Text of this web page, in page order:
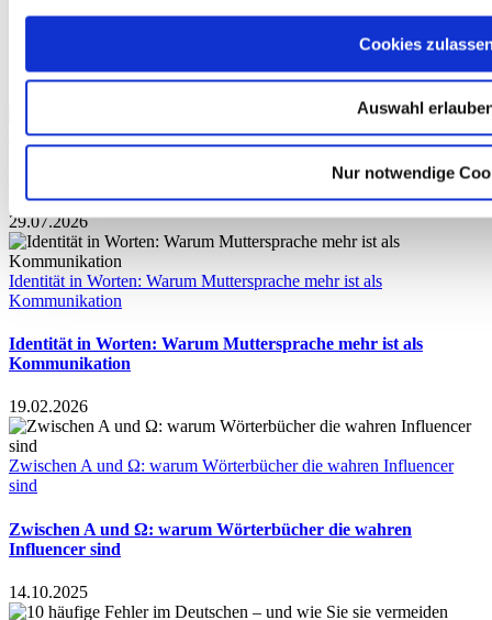
Cookies
Auswahl
Nur notwendige
Beiträge
Das ADVERTEXT-Lektoratespiel
29.07.2026
Identität in Worten: Warum Muttersprache mehr ist als
Kommunikation
Identität in Worten: Warum Muttersprache mehr ist als
Kommunikation
19.02.2026
Zwischen A und Ω: warum Wörterbücher die wahren Influencer
sind
Zwischen A und Ω: warum Wörterbücher die wahren
Influencer sind
14.10.2025